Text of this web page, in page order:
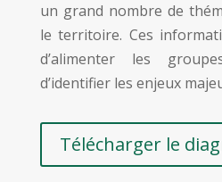
un grand nombre de
le territoire. Ces
d’alimenter les
d’identifier les enjeux
Télécharger le